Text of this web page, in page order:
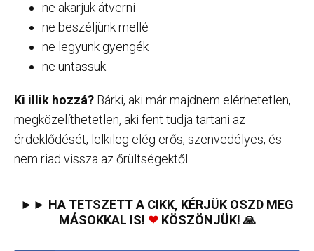
ne akarjuk átverni
ne beszéljünk mellé
ne legyünk gyengék
ne untassuk
Ki illik hozzá? Bárki, aki már majdnem elérhetetlen,
megközelíthetetlen, aki fent tudja tartani az
érdeklődését, lelkileg elég erős, szenvedélyes, és
nem riad vissza az őrültségektől.
►► HA TETSZETT A CIKK, KÉRJÜK OSZD MEG
MÁSOKKAL IS! ❤KÖSZÖNJÜK! 🙏